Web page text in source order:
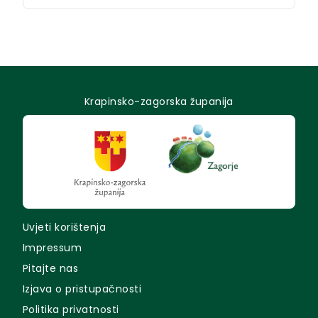
Krapinsko-zagorska županija
Uvjeti korištenja
Impressum
Pitajte nas
Izjava o pristupačnosti
Politika privatnosti